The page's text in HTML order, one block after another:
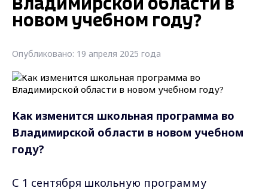
Владимирской области в
новом учебном году?
Опубликовано: 19 апреля 2025 года
Как изменится школьная программа во
Владимирской области в новом учебном
году?
С 1 сентября школьную программу